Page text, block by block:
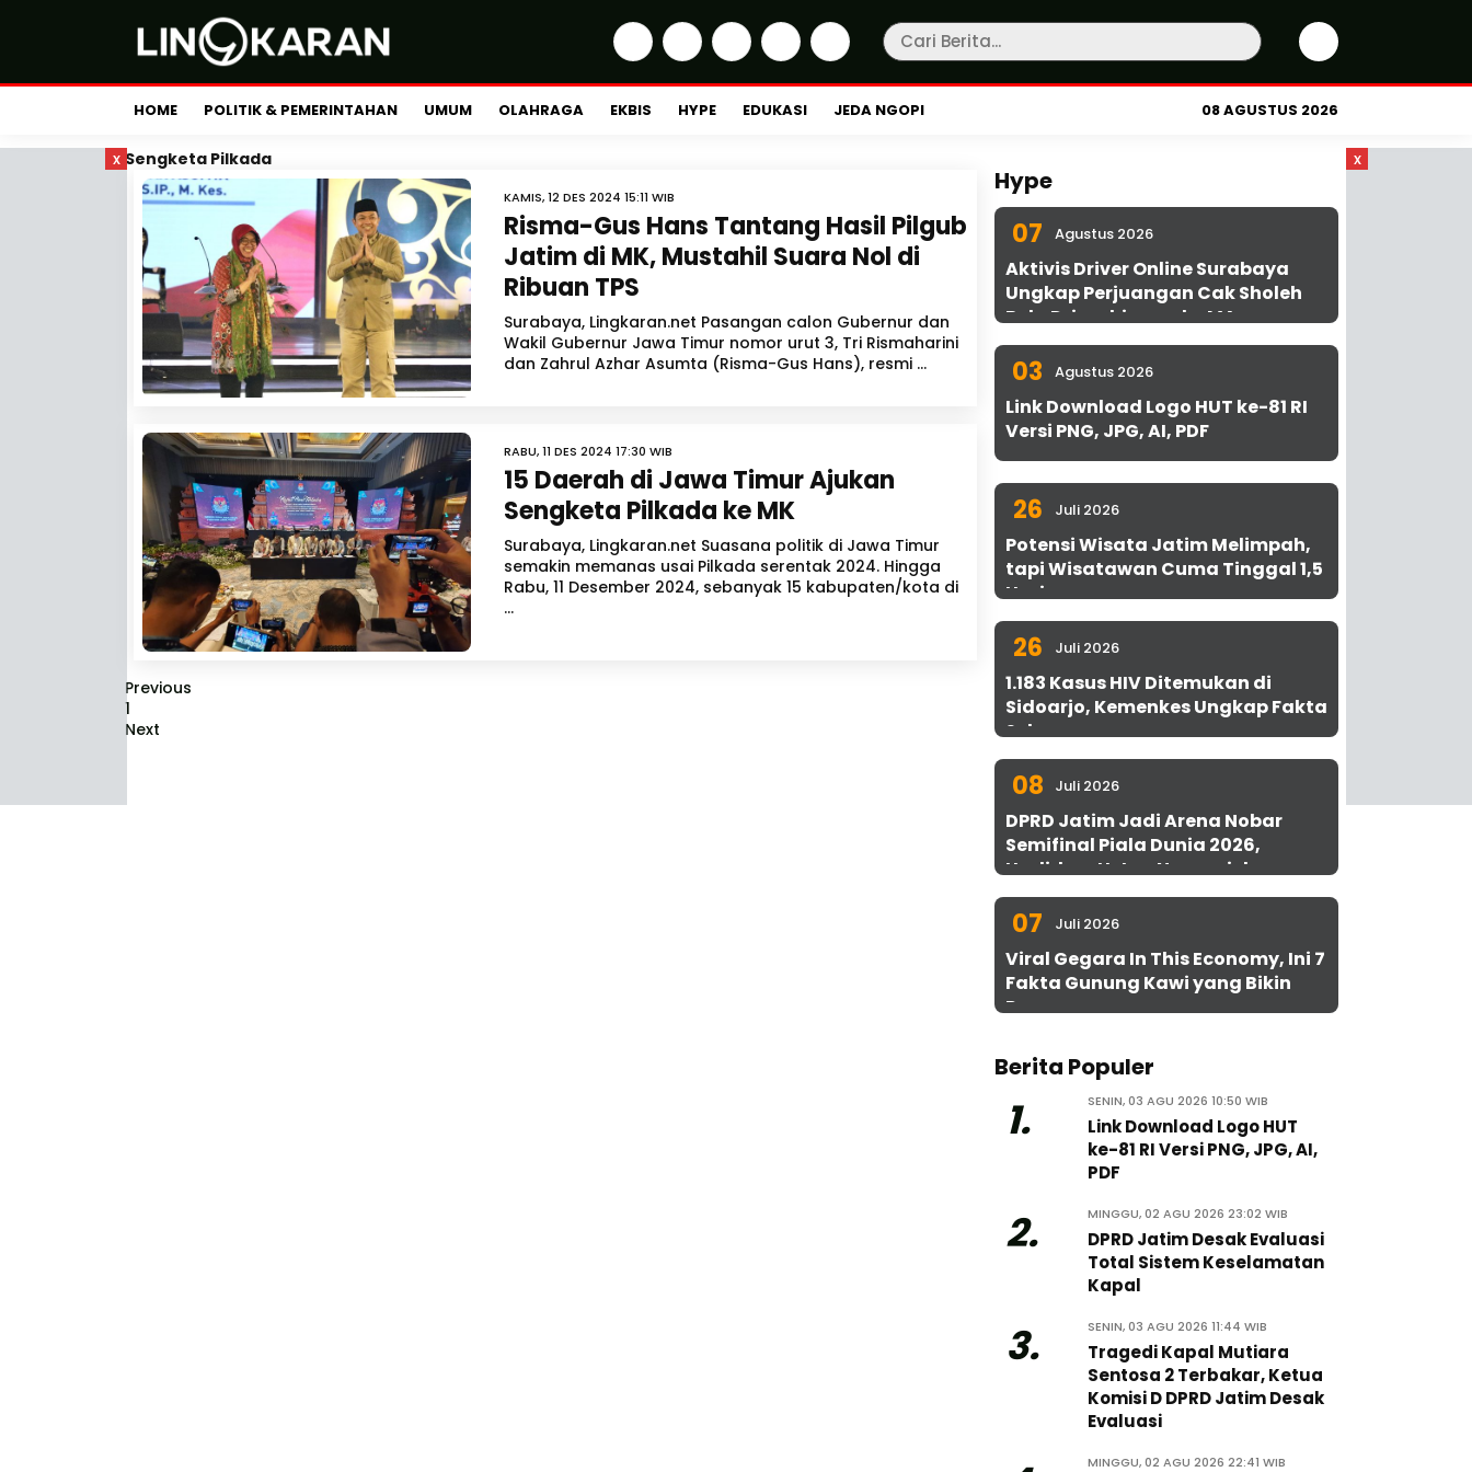
HOME POLITIK & PEMERINTAHAN UMUM OLAHRAGA EKBIS HYPE EDUKASI JEDA NGOPI 08 AGUSTUS 2026
x x
Sengketa Pilkada
KAMIS, 12 DES 2024 15:11 WIB
Risma-Gus Hans Tantang Hasil Pilgub
Jatim di MK, Mustahil Suara Nol di
Ribuan TPS
Surabaya, Lingkaran.net Pasangan calon Gubernur dan
Wakil Gubernur Jawa Timur nomor urut 3, Tri Rismaharini
dan Zahrul Azhar Asumta (Risma-Gus Hans), resmi ...
RABU, 11 DES 2024 17:30 WIB
15 Daerah di Jawa Timur Ajukan
Sengketa Pilkada ke MK
Surabaya, Lingkaran.net Suasana politik di Jawa Timur
semakin memanas usai Pilkada serentak 2024. Hingga
Rabu, 11 Desember 2024, sebanyak 15 kabupaten/kota di
...
Previous
1
Next
Hype
07 Agustus 2026
Aktivis Driver Online Surabaya
Ungkap Perjuangan Cak Sholeh
Bela Driver hingga ke MA
03 Agustus 2026
Link Download Logo HUT ke-81 RI
Versi PNG, JPG, AI, PDF
26 Juli 2026
Potensi Wisata Jatim Melimpah,
tapi Wisatawan Cuma Tinggal 1,5
Hari
26 Juli 2026
1.183 Kasus HIV Ditemukan di
Sidoarjo, Kemenkes Ungkap Fakta
Sebenarnya
08 Juli 2026
DPRD Jatim Jadi Arena Nobar
Semifinal Piala Dunia 2026,
Hadirkan Uston Nawawi dan
UMKM Gratis untuk 1.000 Warga
07 Juli 2026
Viral Gegara In This Economy, Ini 7
Fakta Gunung Kawi yang Bikin
Penasaran
Berita Populer
1. SENIN, 03 AGU 2026 10:50 WIB
Link Download Logo HUT
ke-81 RI Versi PNG, JPG, AI,
PDF
2. MINGGU, 02 AGU 2026 23:02 WIB
DPRD Jatim Desak Evaluasi
Total Sistem Keselamatan
Kapal
3. SENIN, 03 AGU 2026 11:44 WIB
Tragedi Kapal Mutiara
Sentosa 2 Terbakar, Ketua
Komisi D DPRD Jatim Desak
Evaluasi
MINGGU, 02 AGU 2026 22:41 WIB